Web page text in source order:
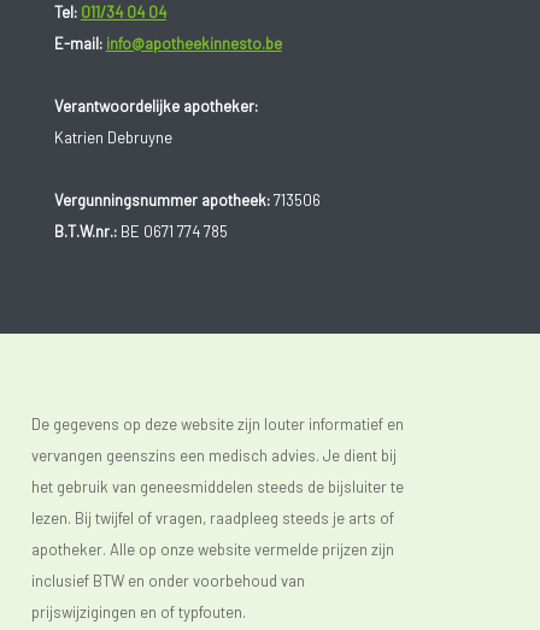
Tel: 011/34 04 04
E-mail: info@apotheekinnesto.be
Verantwoordelijke apotheker:
Katrien Debruyne
Vergunningsnummer apotheek:713506
B.T.W.nr.:BE 0671 774 785
De gegevens op deze website zijn louter informatief en
vervangen geenszins een medisch advies. Je dient bij
het gebruik van geneesmiddelen steeds de bijsluiter te
lezen. Bij twijfel of vragen, raadpleeg steeds je arts of
apotheker. Alle op onze website vermelde prijzen zijn
inclusief BTW en onder voorbehoud van
prijswijzigingen en of typfouten.